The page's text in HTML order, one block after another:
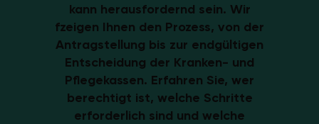
kann herausfordernd sein. Wir
fzeigen Ihnen den Prozess, von der
Antragstellung bis zur endgültigen
Entscheidung der Kranken- und
Pflegekassen. Erfahren Sie, wer
berechtigt ist, welche Schritte
erforderlich sind und welche